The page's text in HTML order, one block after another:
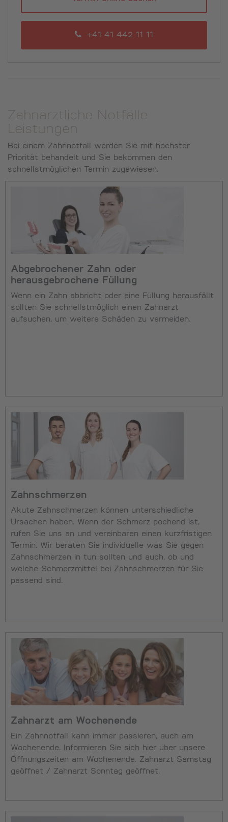
+41 41 442 11 11
Zahnärztliche Notfälle
Leistungen
Bei einem Zahnnotfall werden Sie mit höchster
Priorität behandelt und Sie bekommen den
schnellstmöglichen Termin zugewiesen.
Abgebrochener Zahn oder
herausgebrochene Füllung
Wenn ein Zahn abbricht oder eine Füllung herausfällt
sollten Sie schnellstmöglich einen Zahnarzt
aufsuchen, um weitere Schäden zu vermeiden.
Zahnschmerzen
Akute Zahnschmerzen können unterschiedliche
Ursachen haben. Wenn der Schmerz pochend ist,
rufen Sie uns an und vereinbaren einen kurzfristigen
Termin. Wir beraten Sie individuelle was Sie gegen
Zahnschmerzen in tun sollten und auch, ob und
welche Schmerzmittel bei Zahnschmerzen für Sie
passend sind.
Zahnarzt am Wochenende
Ein Zahnnotfall kann immer passieren, auch am
Wochenende. Informieren Sie sich hier über unsere
Öffnungszeiten am Wochenende. Zahnarzt Samstag
geöffnet / Zahnarzt Sonntag geöffnet.